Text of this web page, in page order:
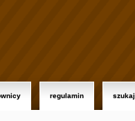
regulamin szukaj